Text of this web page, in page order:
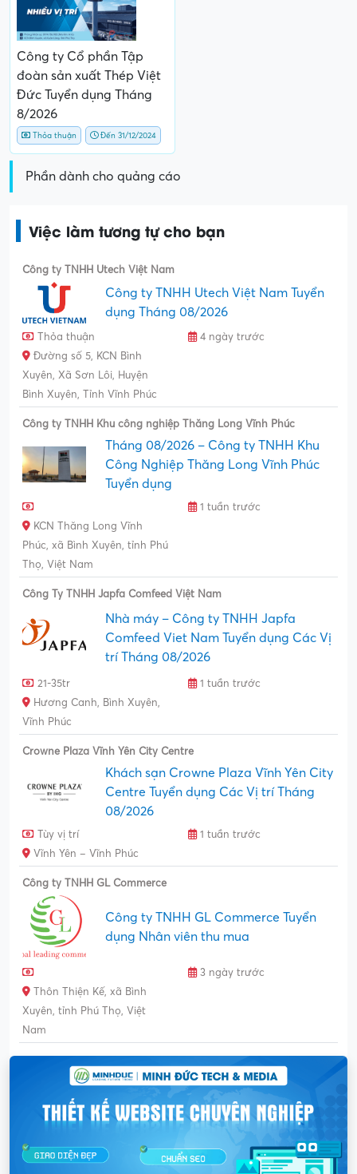
Công ty Cổ phần Tập
đoàn sản xuất Thép Việt
Đức Tuyển dụng Tháng
8/2026
Thỏa thuận Đến 31/12/2024
Phần dành cho quảng cáo
Việc làm tương tự cho bạn
Công ty TNHH Utech Việt Nam
Công ty TNHH Utech Việt Nam Tuyển
dụng Tháng 08/2026
Thỏa thuận
4 ngày trước
Đường số 5, KCN Bình
Xuyên, Xã Sơn Lôi, Huyện
Bình Xuyên, Tỉnh Vĩnh Phúc
Công ty TNHH Khu công nghiệp Thăng Long Vĩnh Phúc
Tháng 08/2026 – Công ty TNHH Khu
Công Nghiệp Thăng Long Vĩnh Phúc
Tuyển dụng
1 tuần trước
KCN Thăng Long Vĩnh
Phúc, xã Bình Xuyên, tỉnh Phú
Thọ, Việt Nam
Công Ty TNHH Japfa Comfeed Việt Nam
Nhà máy – Công ty TNHH Japfa
Comfeed Viet Nam Tuyển dụng Các Vị
trí Tháng 08/2026
21-35tr
1 tuần trước
Hương Canh, Bình Xuyên,
Vĩnh Phúc
Crowne Plaza Vĩnh Yên City Centre
Khách sạn Crowne Plaza Vĩnh Yên City
Centre Tuyển dụng Các Vị trí Tháng
08/2026
Tùy vị trí
1 tuần trước
Vĩnh Yên – Vĩnh Phúc
Công ty TNHH GL Commerce
Công ty TNHH GL Commerce Tuyển
dụng Nhân viên thu mua
3 ngày trước
Thôn Thiện Kế, xã Bình
Xuyên, tỉnh Phú Thọ, Việt
Nam